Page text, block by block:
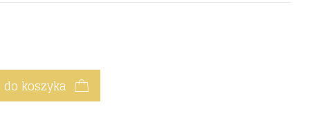
do koszyka